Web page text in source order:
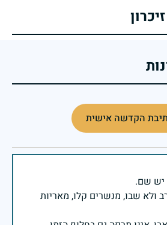
הקדשה אישית
ולא שבו, מנשרים קלו, מאריות